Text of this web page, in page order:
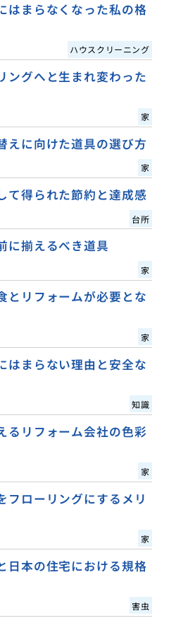
はまらなくなった私の格
ハウスクリーニング
ングへと生まれ変わった
家
えに向けた道具の選び方
家
て得られた節約と達成感
台所
に揃えるべき道具
家
とリフォームが必要とな
家
はまらない理由と安全な
知識
るリフォーム会社の色彩
家
フローリングにするメリ
家
日本の住宅における規格
害虫